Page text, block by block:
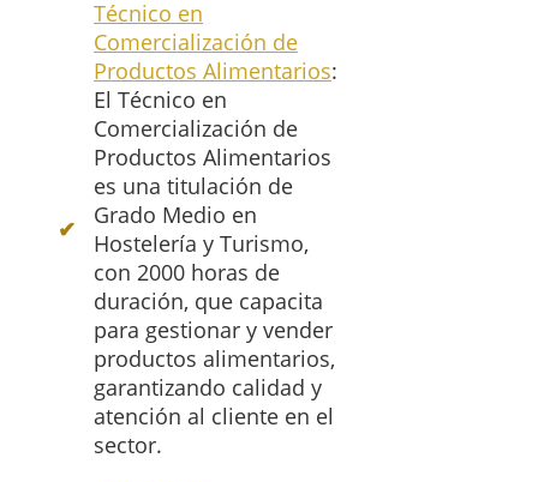
Técnico en
Comercialización de
Productos Alimentarios:
El Técnico en
Comercialización de
Productos Alimentarios
es una titulación de
Grado Medio en
Hostelería y Turismo,
con 2000 horas de
duración, que capacita
para gestionar y vender
productos alimentarios,
garantizando calidad y
atención al cliente en el
sector.